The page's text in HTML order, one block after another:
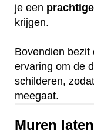
je een prachtige
krijgen.
Bovendien bezit
ervaring om de
schilderen,
meegaat.
Muren